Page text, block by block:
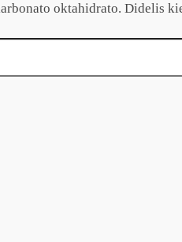
oktahidrato. Didelis